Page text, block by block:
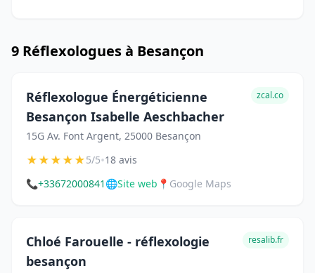
9 Réflexologues à Besançon
Réflexologue Énergéticienne
Besançon Isabelle Aeschbacher
15G Av. Font Argent, 25000 Besançon
zcal.co
★★★★★5/5•18 avis
📞+33672000841 🌐Site web 📍 Google Maps
Chloé Farouelle - réflexologie
besançon
resalib.fr